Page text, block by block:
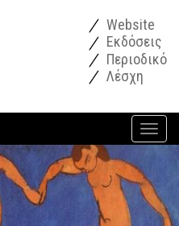
Website
Εκδόσεις
Περιοδικό
Λέσχη
Toggle